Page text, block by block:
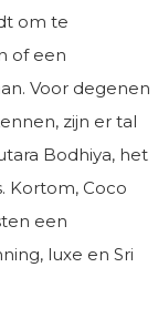
om te
of een
Voor degenen
zijn er tal
Bodhiya, het
Kortom, Coco
een
luxe en Sri